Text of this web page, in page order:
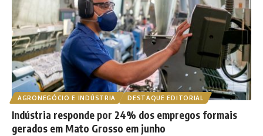
AGRONEGÓCIO E INDÚSTRIA DESTAQUE EDITORIAL
Indústria responde por 24% dos empregos formais
gerados em Mato Grosso em junho